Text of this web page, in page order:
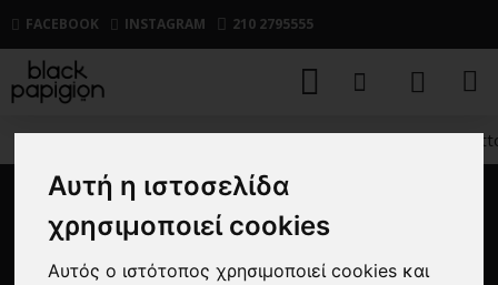
Αυτή η ιστοσελίδα
χρησιμοποιεί cookies
Αυτός ο ιστότοπος χρησιμοποιεί cookies και
FACEBOOK INSTAGRAM 210 2795555
ΑΝΔΡΙΚΑ ΠΑΝΤΕΛΟΝΙΑ CASUAL Παντελόνι
Παντελόνι Vittorio Bomerano